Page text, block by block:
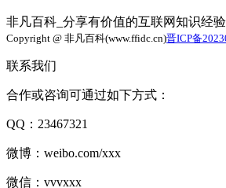
非凡百科_分享有价值的互联网知识经
Copyright @ 非凡百科(www.ffidc.cn)晋ICP备
联系我们
合作或咨询可通过如下方式：
QQ：23467321
微博：weibo.com/xxx
微信：vvvxxx